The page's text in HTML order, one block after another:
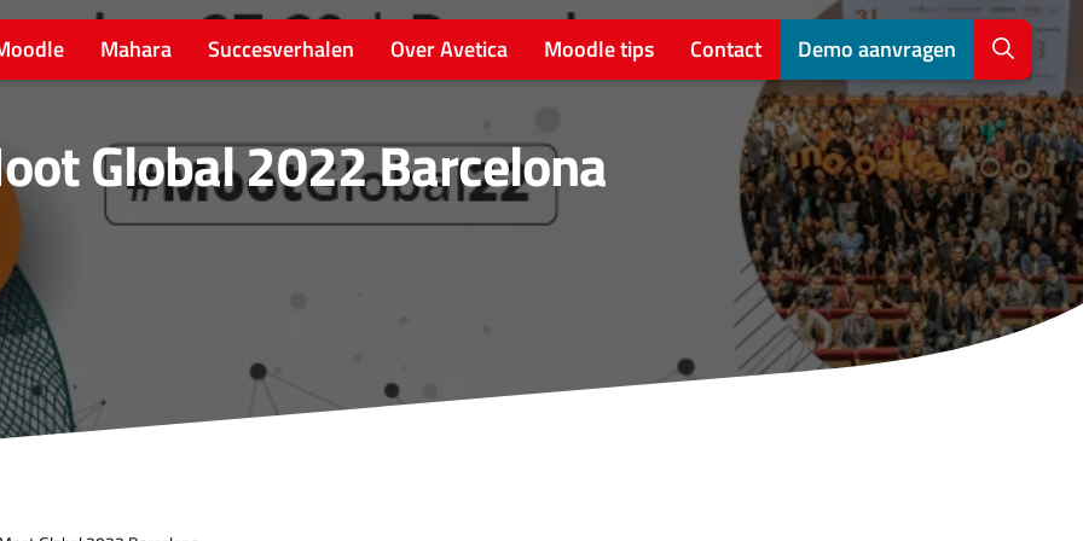
Mahara Succesverhalen Over Avetica Moodle tips Contact Demo aanvragen
Global 2022 Barcelona